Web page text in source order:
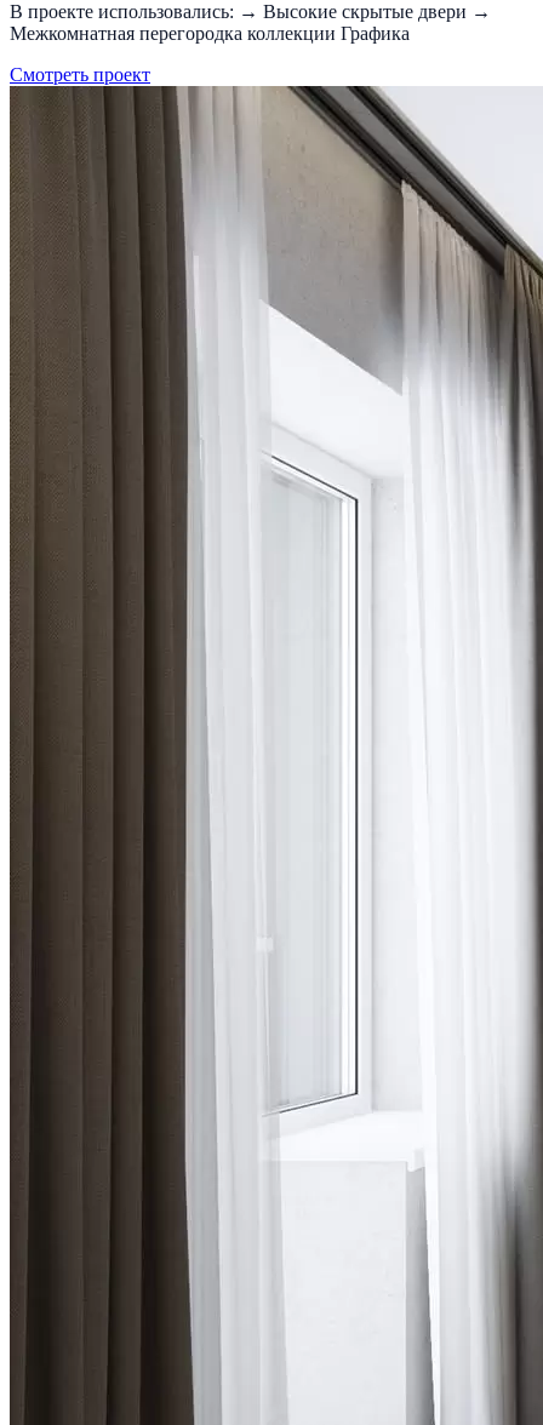
В проекте использовались: → Высокие скрытые двери →
Межкомнатная перегородка коллекции Графика
Смотреть проект